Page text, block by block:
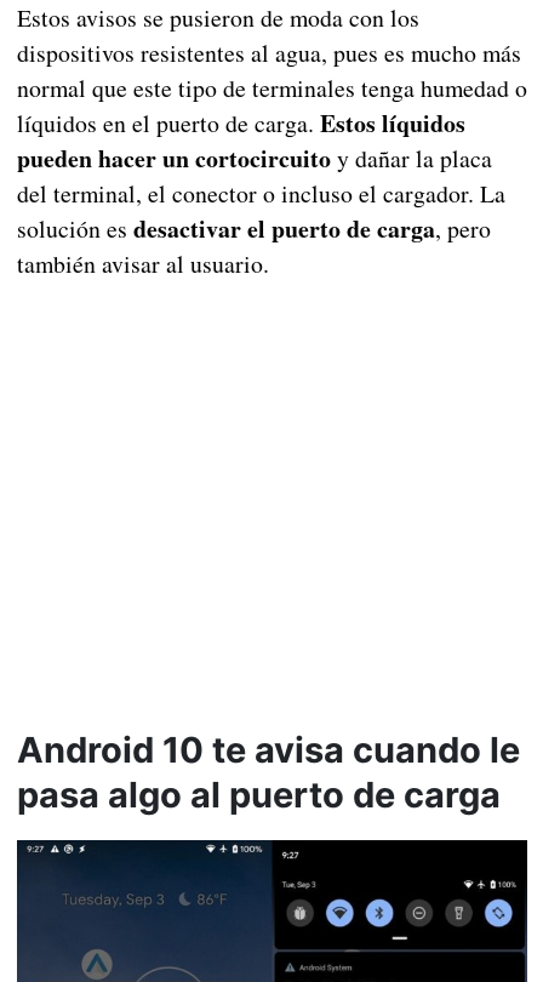
Estos avisos se pusieron de moda con los
dispositivos resistentes al agua, pues es mucho más
normal que este tipo de terminales tenga humedad o
líquidos en el puerto de carga. Estos líquidos
pueden hacer un cortocircuitoy dañar la placa
del terminal, el conector o incluso el cargador. La
solución es desactivar el puerto de carga, pero
también avisar al usuario.
Android 10 te avisa cuando le
pasa algo al puerto de carga